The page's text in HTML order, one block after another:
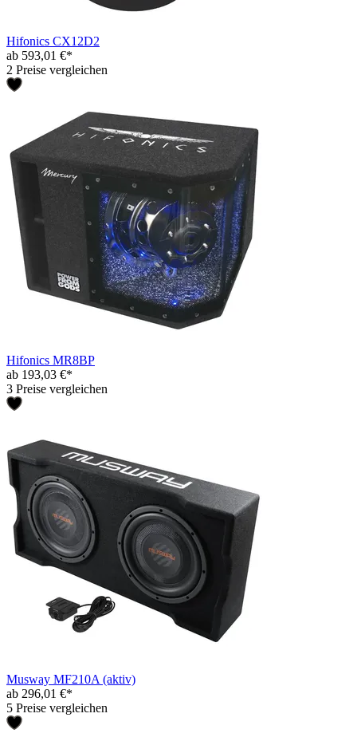
Hifonics CX12D2
ab 593,01 €*
2 Preise vergleichen
Hifonics MR8BP
ab 193,03 €*
3 Preise vergleichen
Musway MF210A (aktiv)
ab 296,01 €*
5 Preise vergleichen